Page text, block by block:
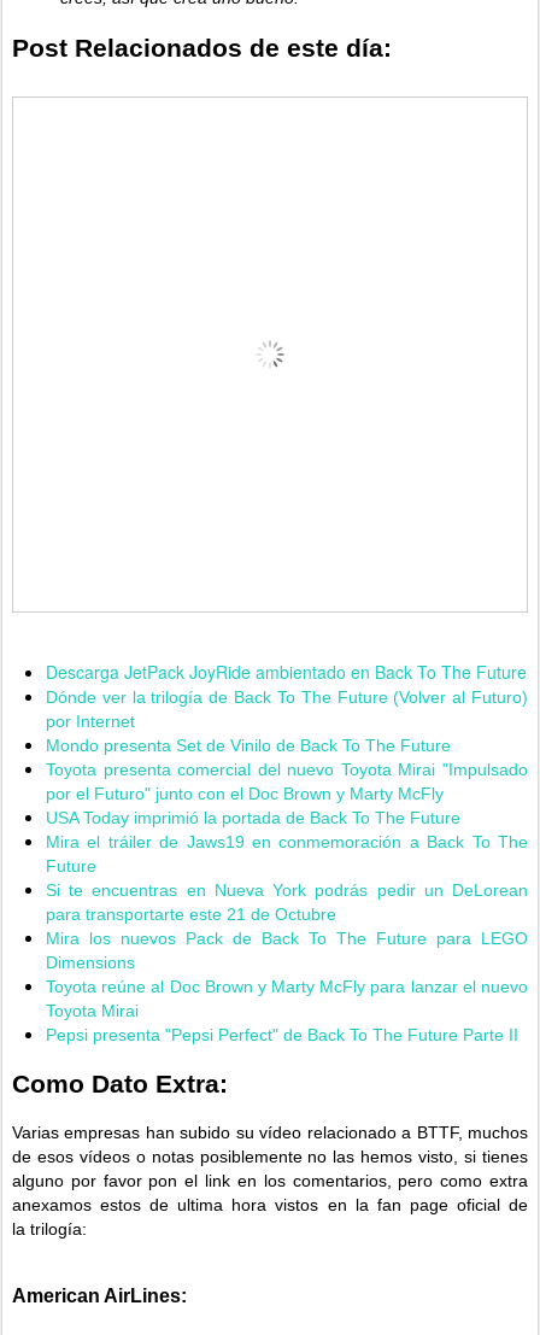
Post Relacionados de este día:
Descarga JetPack JoyRide ambientado en Back To The Future
Dónde ver la trilogía de Back To The Future (Volver al Futuro)
por Internet
Mondo presenta Set de Vinilo de Back To The Future
Toyota presenta comercial del nuevo Toyota Mirai "Impulsado
por el Futuro" junto con el Doc Brown y Marty McFly
USA Today imprimió la portada de Back To The Future
Mira el tráiler de Jaws19 en conmemoración a Back To The
Future
Si te encuentras en Nueva York podrás pedir un DeLorean
para transportarte este 21 de Octubre
Mira los nuevos Pack de Back To The Future para LEGO
Dimensions
Toyota reúne al Doc Brown y Marty McFly para lanzar el nuevo
Toyota Mirai
Pepsi presenta "Pepsi Perfect" de Back To The Future Parte II
Como Dato Extra:
Varias empresas han subido su vídeo relacionado a BTTF, muchos
de esos vídeos o notas posiblemente no las hemos visto, si tienes
alguno por favor pon el link en los comentarios, pero como extra
anexamos estos de ultima hora vistos en la fan page oficial de
la trilogía:
American AirLines: